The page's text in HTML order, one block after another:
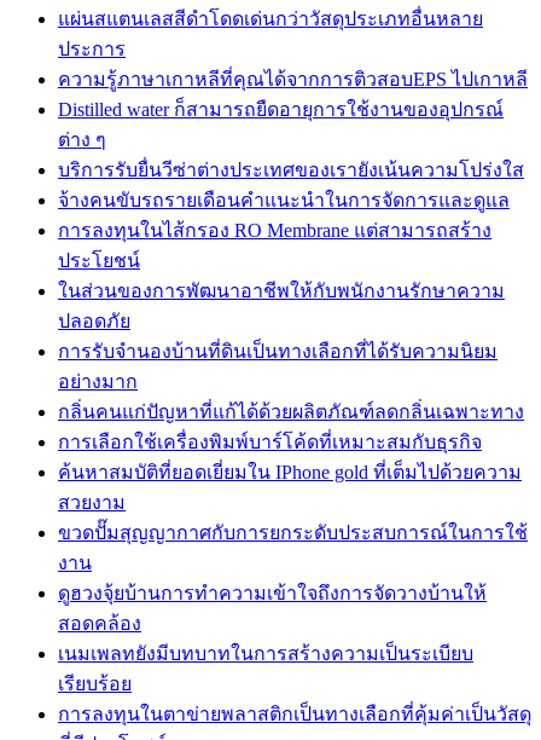
แผ่นสแตนเลสสีดำโดดเด่นกว่าวัสดุประเภทอื่นหลาย
ประการ
ความรู้ภาษาเกาหลีที่คุณได้จากการติวสอบEPS ไปเกาหลี
Distilled water ก็สามารถยืดอายุการใช้งานของอุปกรณ์
ต่าง ๆ
บริการรับยื่นวีซ่าต่างประเทศของเรายังเน้นความโปร่งใส
จ้างคนขับรถรายเดือนคำแนะนำในการจัดการและดูแล
การลงทุนในไส้กรอง RO Membrane แต่สามารถสร้าง
ประโยชน์
ในส่วนของการพัฒนาอาชีพให้กับพนักงานรักษาความ
ปลอดภัย
การรับจำนองบ้านที่ดินเป็นทางเลือกที่ได้รับความนิยม
อย่างมาก
กลิ่นคนแก่ปัญหาที่แก้ได้ด้วยผลิตภัณฑ์ลดกลิ่นเฉพาะทาง
การเลือกใช้เครื่องพิมพ์บาร์โค้ดที่เหมาะสมกับธุรกิจ
ค้นหาสมบัติที่ยอดเยี่ยมใน IPhone gold ที่เต็มไปด้วยความ
สวยงาม
ขวดปั๊มสุญญากาศกับการยกระดับประสบการณ์ในการใช้
งาน
ดูฮวงจุ้ยบ้านการทำความเข้าใจถึงการจัดวางบ้านให้
สอดคล้อง
เนมเพลทยังมีบทบาทในการสร้างความเป็นระเบียบ
เรียบร้อย
การลงทุนในตาข่ายพลาสติกเป็นทางเลือกที่คุ้มค่าเป็นวัสดุ